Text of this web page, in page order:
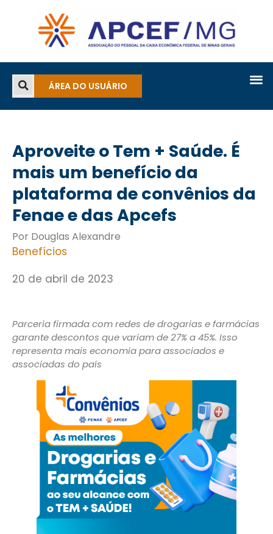
ÁREA DO USUÁRIO
Aproveite o Tem + Saúde. É
mais um benefício da
plataforma de convênios da
Fenae e das Apcefs
Por Douglas Alexandre
Benefícios
20 de abril de 2023
Parceria firmada com redes de drogarias e farmácias
garante descontos que variam de 27% a 45%. Isso
representa mais economia para associados e
associadas do país